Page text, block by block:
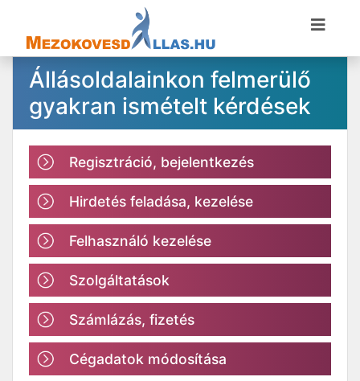
Állásoldalainkon felmerülő
gyakran ismételt kérdések
Regisztráció, bejelentkezés
Hirdetés feladása, kezelése
Felhasználó kezelése
Szolgáltatások
Számlázás, fizetés
Cégadatok módosítása